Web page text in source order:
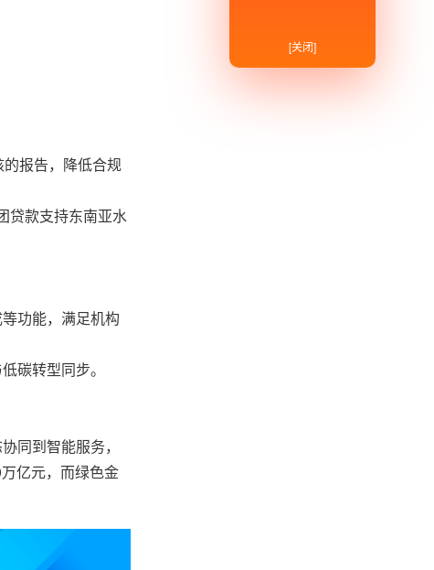
报告，降低合规
贷款支持东南亚水
功能，满足机构
碳转型同步。
同到智能服务，
亿元，而绿色金
[关闭]